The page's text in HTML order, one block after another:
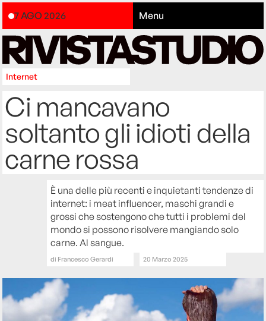
7 AGO 2026 Menu
Internet
Ci mancavano
soltanto gli idioti della
carne rossa
È una delle più recenti e inquietanti tendenze di
internet: i meat influencer, maschi grandi e
grossi che sostengono che tutti i problemi del
mondo si possono risolvere mangiando solo
carne. Al sangue.
di Francesco Gerardi 20 Marzo 2025